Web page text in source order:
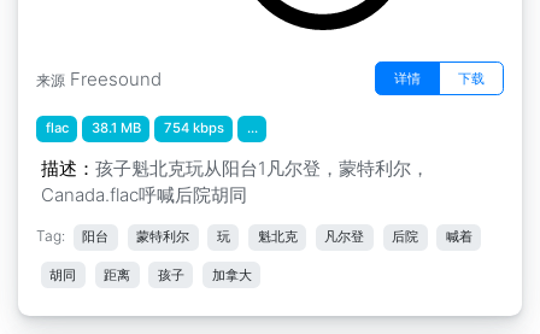
来源 Freesound 详情 下载
flac 38.1 MB 754 kbps ...
描述： 孩子魁北克玩从阳台1凡尔登，蒙特利尔，
Canada.flac呼喊后院胡同
Tag: 阳台 蒙特利尔 玩 魁北克 凡尔登 后院 喊着
胡同 距离 孩子 加拿大